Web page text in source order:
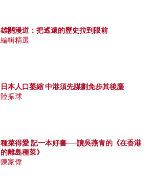
雄關漫道：把遙遠的歷史拉到眼前
編輯精選
日本人口萎縮 中港須先謀劃免步其後塵
陸振球
種菜得愛 記一本好書──讀吳燕青的《在香港
的離島種菜》
陳家偉